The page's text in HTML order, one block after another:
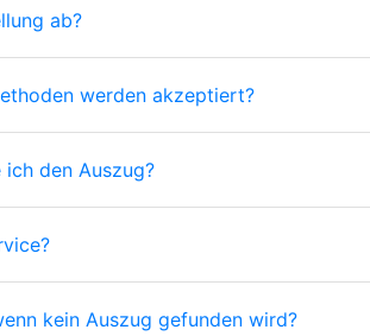
ab?
werden akzeptiert?
den Auszug?
kein Auszug gefunden wird?